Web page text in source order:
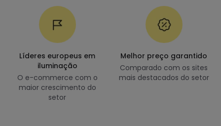
Líderes europeus em
iluminação
O e-commerce com o
maior crescimento do
setor
Melhor preço garantido
Comparado com os sites
mais destacados do setor